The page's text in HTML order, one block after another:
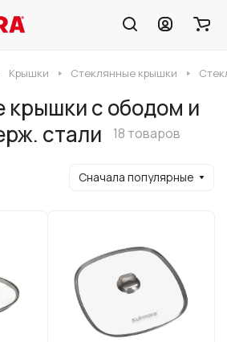
Крышки Стеклянные крышки
крышки c ободом и
стали
18 товаров
Сначала популярные